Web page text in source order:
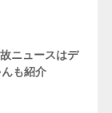
ニュースはデ
も紹介